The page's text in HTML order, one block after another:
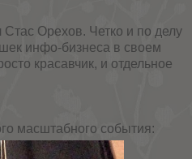
Орехов. Четко и по делу
инфо-бизнеса в своем
красавчик, и отдельное
масштабного события: